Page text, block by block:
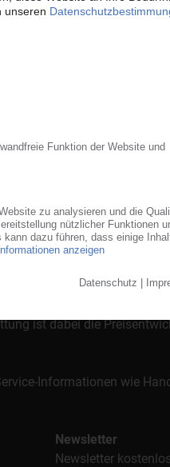
die Fach- und
ist dabei die
Informationen wie
Newsletter
Newsletter kostenlos